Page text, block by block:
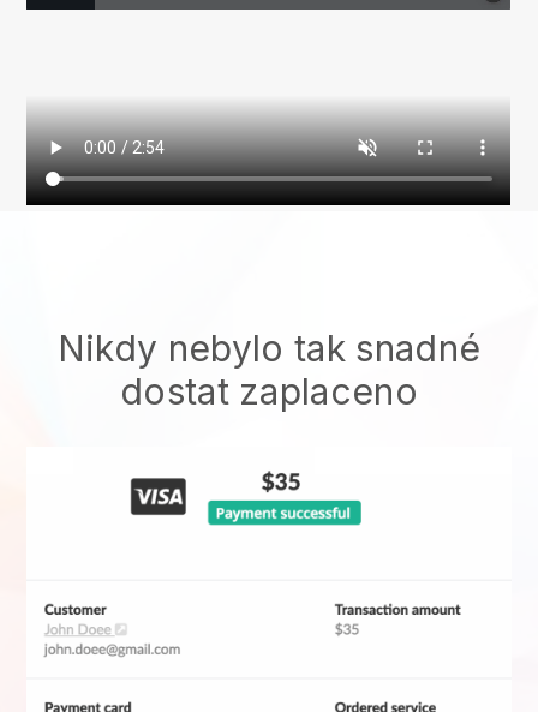
Nikdy nebylo tak snadné
dostat zaplaceno